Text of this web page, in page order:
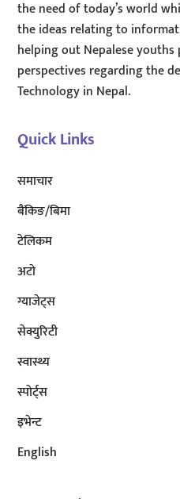
the need of today’s world
the ideas relating to
helping out Nepalese
perspectives regarding the
Technology in Nepal.
Quick Links
समाचार
बैंकिङ/बिमा
टेलिकम
अटाे
ग्याजेट्स
सेक्युरिटी
स्वास्थ्य
स्पोर्ट्स
इभेन्ट
English